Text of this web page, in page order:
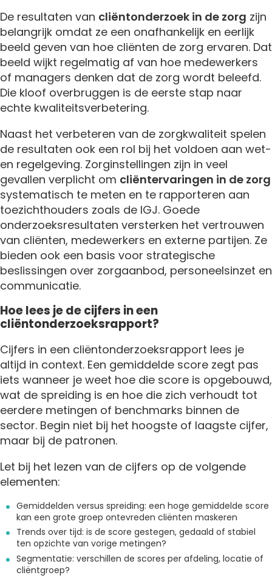
De resultaten van cliëntonderzoek in de zorg zijn
belangrijk omdat ze een onafhankelijk en eerlijk
beeld geven van hoe cliënten de zorg ervaren. Dat
beeld wijkt regelmatig af van hoe medewerkers
of managers denken dat de zorg wordt beleefd.
Die kloof overbruggen is de eerste stap naar
echte kwaliteitsverbetering.
Naast het verbeteren van de zorgkwaliteit spelen
de resultaten ook een rol bij het voldoen aan wet-
en regelgeving. Zorginstellingen zijn in veel
gevallen verplicht om cliëntervaringen in de zorg
systematisch te meten en te rapporteren aan
toezichthouders zoals de IGJ. Goede
onderzoeksresultaten versterken het vertrouwen
van cliënten, medewerkers en externe partijen. Ze
bieden ook een basis voor strategische
beslissingen over zorgaanbod, personeelsinzet en
communicatie.
Hoe lees je de cijfers in een
cliëntonderzoeksrapport?
Cijfers in een cliëntonderzoeksrapport lees je
altijd in context. Een gemiddelde score zegt pas
iets wanneer je weet hoe die score is opgebouwd,
wat de spreiding is en hoe die zich verhoudt tot
eerdere metingen of benchmarks binnen de
sector. Begin niet bij het hoogste of laagste cijfer,
maar bij de patronen.
Let bij het lezen van de cijfers op de volgende
elementen:
Gemiddelden versus spreiding: een hoge gemiddelde score
kan een grote groep ontevreden cliënten maskeren
Trends over tijd: is de score gestegen, gedaald of stabiel
ten opzichte van vorige metingen?
Segmentatie: verschillen de scores per afdeling, locatie of
cliëntgroep?